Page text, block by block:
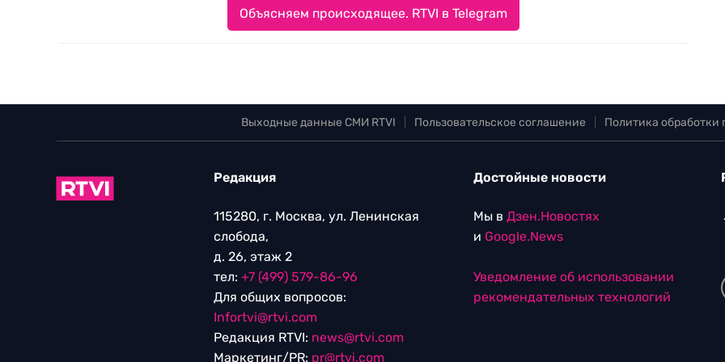
Объясняем происходящее. RTVI в Telegram
Выходные данные СМИ RTVI Пользовательское соглашение Политика
Редакция
115280, г. Москва, ул. Ленинская
слобода,
д. 26, этаж 2
тел: +7 (499) 579-86-96
Для общих вопросов:
Infortvi@rtvi.com
Редакция RTVI: news@rtvi.com
Маркетинг/PR: pr@rtvi.com
Достойные новости
Мы в Дзен.Новостях
и Google.News
Уведомление об использовании
рекомендательных технологий